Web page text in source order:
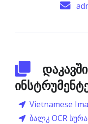
Vietnamese
ბალკ OCR